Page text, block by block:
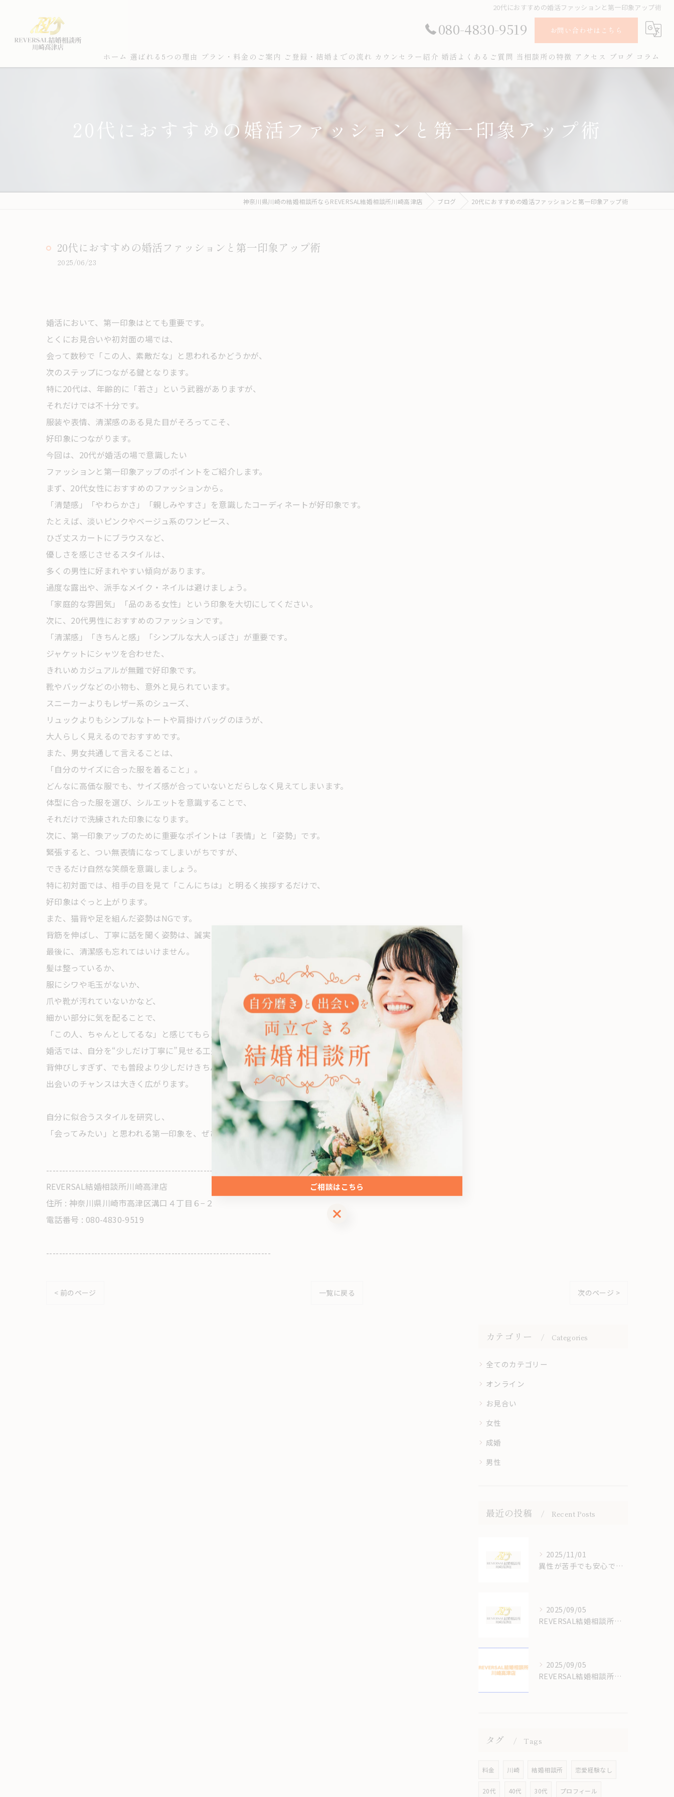
20代におすすめの婚活ファッションと第一印象アップ術
080-4830-9519 お問い合わせはこちら
ホーム 選ばれる5つの理由 プラン・料金のご案内 ご登録・結婚までの流れ カウンセラー紹介 婚活よくあるご質問 当相談所の特徴 アクセス ブログ コラム
20代におすすめの婚活ファッションと第一印象アップ術
神奈川県川崎の結婚相談所ならREVERSAL結婚相談所川崎高津店 ブログ 20代におすすめの婚活ファッションと第一印象アップ術
20代におすすめの婚活ファッションと第一印象アップ術
2025/06/23
婚活において、第一印象はとても重要です。
とくにお見合いや初対面の場では、
会って数秒で「この人、素敵だな」と思われるかどうかが、
次のステップにつながる鍵となります。
特に20代は、年齢的に「若さ」という武器がありますが、
それだけでは不十分です。
服装や表情、清潔感のある見た目がそろってこそ、
好印象につながります。
今回は、20代が婚活の場で意識したい
ファッションと第一印象アップのポイントをご紹介します。
まず、20代女性におすすめのファッションから。
「清楚感」「やわらかさ」「親しみやすさ」を意識したコーディネートが好印象です。
たとえば、淡いピンクやベージュ系のワンピース、
ひざ丈スカートにブラウスなど、
優しさを感じさせるスタイルは、
多くの男性に好まれやすい傾向があります。
過度な露出や、派手なメイク・ネイルは避けましょう。
「家庭的な雰囲気」「品のある女性」という印象を大切にしてください。
次に、20代男性におすすめのファッションです。
「清潔感」「きちんと感」「シンプルな大人っぽさ」が重要です。
ジャケットにシャツを合わせた、
きれいめカジュアルが無難で好印象です。
靴やバッグなどの小物も、意外と見られています。
スニーカーよりもレザー系のシューズ、
リュックよりもシンプルなトートや肩掛けバッグのほうが、
大人らしく見えるのでおすすめです。
また、男女共通して言えることは、
「自分のサイズに合った服を着ること」。
どんなに高価な服でも、サイズ感が合っていないとだらしなく見えてしまいます。
体型に合った服を選び、シルエットを意識することで、
それだけで洗練された印象になります。
次に、第一印象アップのために重要なポイントは「表情」と「姿勢」です。
緊張すると、つい無表情になってしまいがちですが、
できるだけ自然な笑顔を意識しましょう。
特に初対面では、相手の目を見て「こんにちは」と明るく挨拶するだけで、
好印象はぐっと上がります。
また、猫背や足を組んだ姿勢はNGです。
背筋を伸ばし、丁寧に話を聞く姿勢は、誠実さを伝えてくれます。
最後に、清潔感も忘れてはいけません。
髪は整っているか、
服にシワや毛玉がないか、
爪や靴が汚れていないかなど、
細かい部分に気を配ることで、
「この人、ちゃんとしてるな」と感じてもらえます。
婚活では、自分を“少しだけ丁寧に”見せる工夫が大切です。
背伸びしすぎず、でも普段より少しだけきちんとした服装とマナーを意識することで、
出会いのチャンスは大きく広がります。
自分に似合うスタイルを研究し、
「会ってみたい」と思われる第一印象を、ぜひ磨いていきましょう。
----------------------------------------------------------------------
REVERSAL結婚相談所川崎高津店
住所 : 神奈川県川崎市高津区溝口４丁目６−２
電話番号 : 080-4830-9519
----------------------------------------------------------------------
< 前のページ 一覧に戻る 次のページ >
カテゴリー Categories
全てのカテゴリー
オンライン
お見合い
女性
成婚
男性
最近の投稿 Recent Posts
2025/11/01
異性が苦手でも安心できる結婚相談所のオンラインサポート体制
2025/09/05
REVERSAL結婚相談所川崎高津店の結婚相談所の料金はいくらかかるの？
2025/09/05
REVERSAL結婚相談所のサイトをリニューアルしてます！
タグ Tags
料金 川崎 結婚相談所 恋愛経験なし
20代 40代 30代 プロフィール
ご相談はこちら
ご相談はこちら